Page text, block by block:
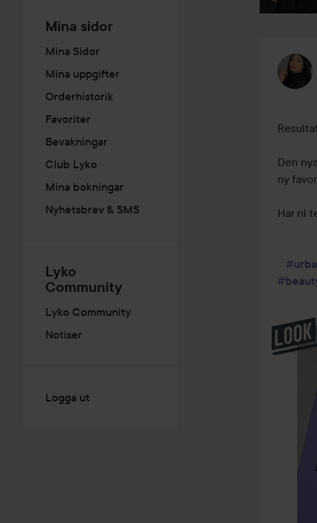
Mina sidor
Mina Sidor
Mina uppgifter
Orderhistorik
Favoriter
Bevakningar
Club Lyko
Mina bokningar
Nyhetsbrev & SMS
Lyko
Community
Lyko Community
Notiser
Logga ut
Den
ny
Har ni